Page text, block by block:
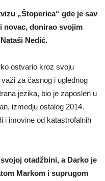
„Štoperica“ gde je sav
novac, donirao svojim
Nedić.
ostvario kroz svoju
za časnog i uglednog
jezika, bio je zaposlen u
izmedju ostalog 2014.
i imovine od katastrofalnih
otadžbini, a Darko je
Markom i suprugom